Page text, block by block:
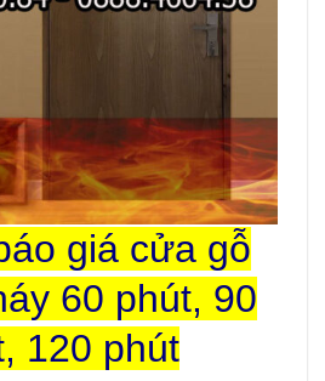
giá cửa gỗ
60 phút, 90
120 phút